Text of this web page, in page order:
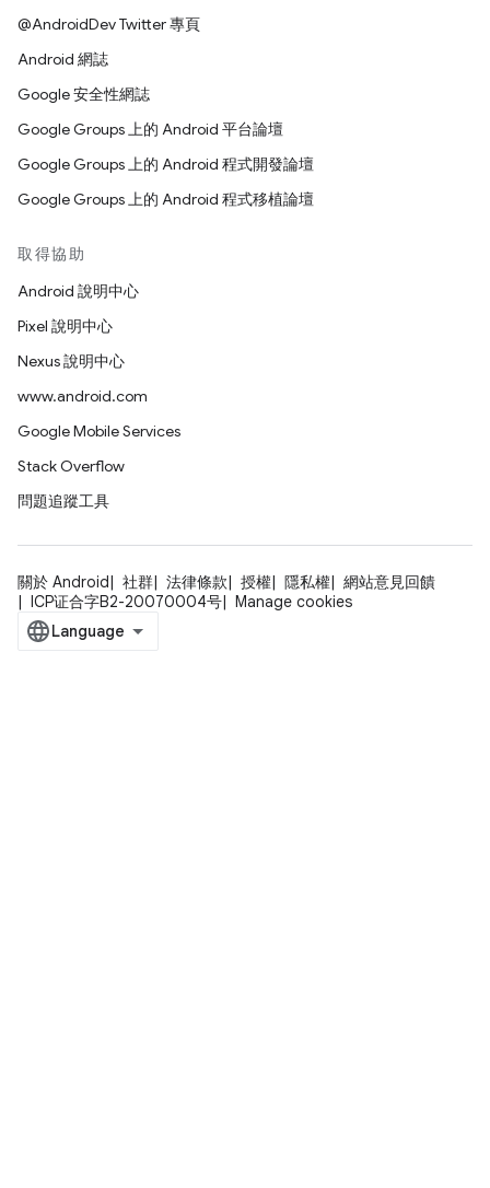
@AndroidDev Twitter 專頁
Android 網誌
Google 安全性網誌
Google Groups 上的 Android 平台論壇
Google Groups 上的 Android 程式開發論壇
Google Groups 上的 Android 程式移植論壇
取得協助
Android 說明中心
Pixel 說明中心
Nexus 說明中心
www.android.com
Google Mobile Services
Stack Overflow
問題追蹤工具
關於 Android 社群 法律條款 授權 隱私權
網站意見回饋
ICP证合字B2-20070004号
Manage cookies